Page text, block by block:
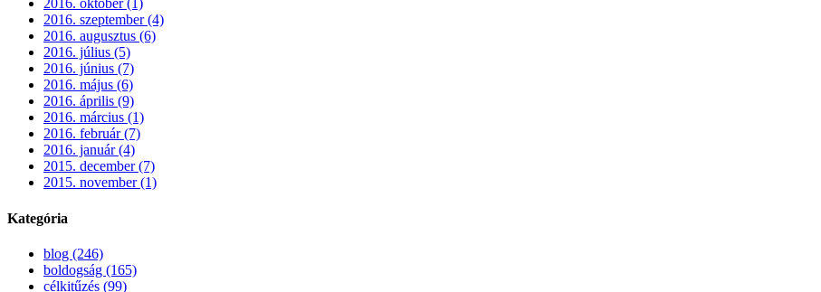
2016. október (1)
2016. szeptember (4)
2016. augusztus (6)
2016. július (5)
2016. június (7)
2016. május (6)
2016. április (9)
2016. március (1)
2016. február (7)
2016. január (4)
2015. december (7)
2015. november (1)
Kategória
blog (246)
boldogság (165)
célkitűzés (99)